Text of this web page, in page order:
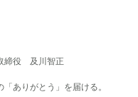
締役 及川智正
ありがとう」を届ける。